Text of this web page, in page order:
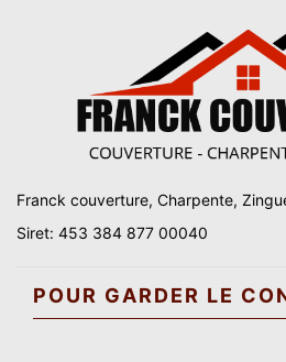
Franck couverture, Charpente,
Siret: 453 384 877 00040
POUR GARDER LE